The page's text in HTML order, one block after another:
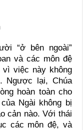
“ở bên ngoài”
và các môn đệ
vì việc này không
Ngược lại, Chúa
hoàn toàn cho
Ngài không bị
cản nào. Với thái
các môn đệ, và